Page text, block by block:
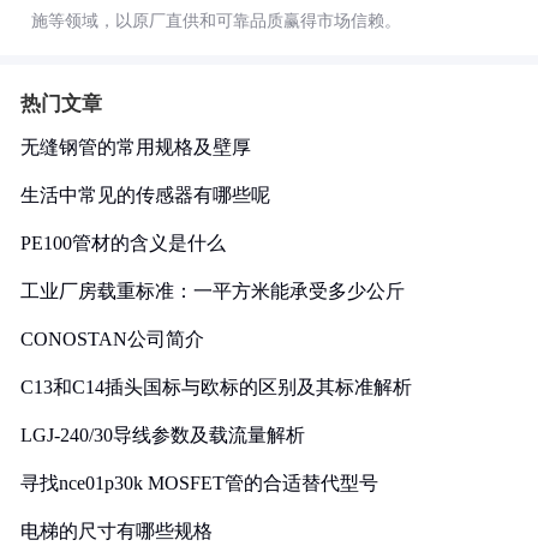
施等领域，以原厂直供和可靠品质赢得市场信赖。
热门文章
无缝钢管的常用规格及壁厚
生活中常见的传感器有哪些呢
PE100管材的含义是什么
工业厂房载重标准：一平方米能承受多少公斤
CONOSTAN公司简介
C13和C14插头国标与欧标的区别及其标准解析
LGJ-240/30导线参数及载流量解析
寻找nce01p30k MOSFET管的合适替代型号
电梯的尺寸有哪些规格